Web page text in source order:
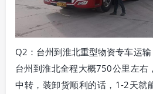
Q2：台州到淮北重型物资专车运
台州到淮北全程大概750公里左右
中转，装卸货顺利的话，1-2天就